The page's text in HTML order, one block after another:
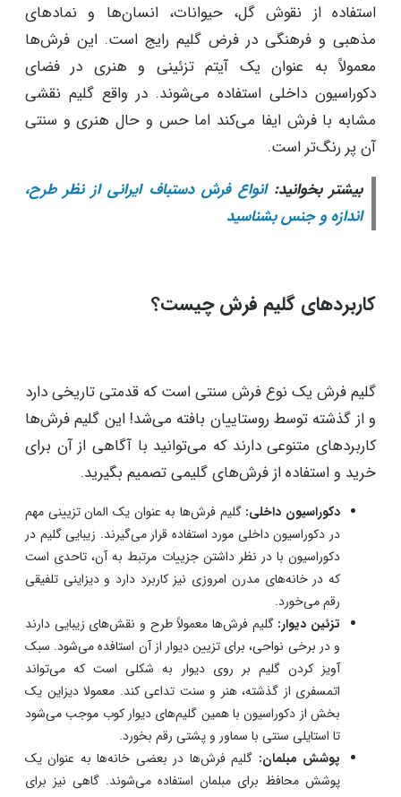
استفاده از نقوش گل، حیوانات، انسان‌ها و نمادهای
مذهبی و فرهنگی در فرض گلیم رایج است. این فرش‌ها
معمولاً به عنوان یک آیتم تزئینی و هنری در فضای
دکوراسیون داخلی استفاده می‌شوند. در واقع گلیم نقشی
مشابه با فرش ایفا می‌کند اما حس و حال هنری و سنتی
آن پر رنگ‌تر است.
بیشتر بخوانید:انواع فرش دستباف ایرانی از نظر طرح،
اندازه و جنس بشناسید
کاربردهای گلیم فرش چیست؟
گلیم فرش یک نوع فرش سنتی است که قدمتی تاریخی دارد
و از گذشته توسط روستاییان بافته می‌شد! این گلیم فرش‌ها
کاربردهای متنوعی دارند که می‌توانید با آگاهی از آن برای
خرید و استفاده از فرش‌های گلیمی تصمیم بگیرید.
دکوراسیون داخلی: گلیم فرش‌ها به عنوان یک المان تزیینی مهم
در دکوراسیون داخلی مورد استفاده قرار می‌گیرند. زیبایی گلیم‌ در
دکوراسیون با در نظر داشتن جزییات مرتبط به آن، تاحدی است
که در خانه‌های مدرن امروزی نیز کاربرد دارد و دیزاینی تلفیقی